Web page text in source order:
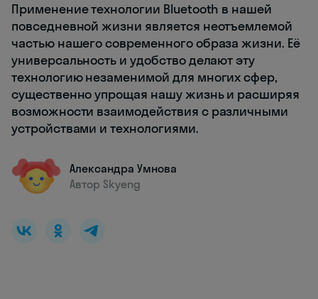
Применение технологии Bluetooth в нашей
повседневной жизни является неотъемлемой
частью нашего современного образа жизни. Её
универсальность и удобство делают эту
технологию незаменимой для многих сфер,
существенно упрощая нашу жизнь и расширяя
возможности взаимодействия с различными
устройствами и технологиями.
Александра Умнова
Автор Skyeng